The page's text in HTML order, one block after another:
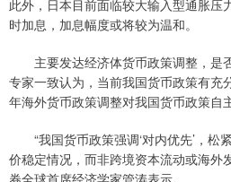
此外，日本目前面临较大输入型通胀压
时加息，加息幅度或将较为温和。
主要发达经济体货币政策调整，是
专家一致认为，当前我国货币政策有充
年海外货币政策调整对我国货币政策自
“我国货币政策强调‘对内优先’，松
价稳定情况，而非跨境资本流动或海外